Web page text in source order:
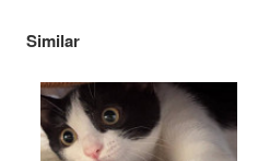
Similar